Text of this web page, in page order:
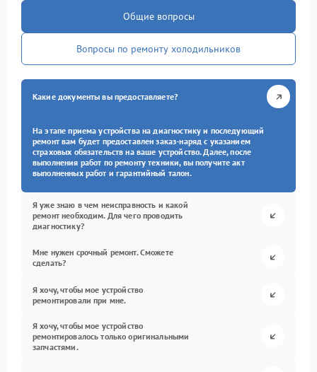
Общие вопросы
Вопросы по ремонту холодильников
Какие документы вы предоставляете?
На этапе приема устройства на диагностику и последующий
ремонт вам будет предоставлен заказ-наряд с указанием
страховых обязательств на ваше устройство. Далее, после
выполнения работ по ремонту техники, вы получите акт
выполненных работ и гарантийный талон.
Я уже знаю в чем неисправность и какой
ремонт необходим. Для чего проводить
диагностику?
Мне нужен срочный ремонт. Сможете
сделать?
Я хочу, чтобы мое устройство
ремонтировали при мне.
Я хочу, чтобы мое устройство
ремонтировалось только оригинальными
запчастями.